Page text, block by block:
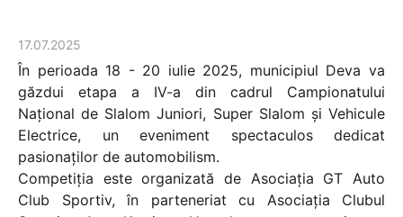
17.07.2025
În perioada 18 - 20 iulie 2025, municipiul Deva va
găzdui etapa a IV-a din cadrul Campionatului
Național de Slalom Juniori, Super Slalom și Vehicule
Electrice, un eveniment spectaculos dedicat
pasionaților de automobilism.
Competiția este organizată de Asociația GT Auto
Club Sportiv, în parteneriat cu Asociația Clubul